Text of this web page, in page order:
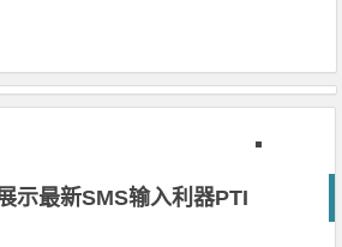
示最新SMS输入利器PTI